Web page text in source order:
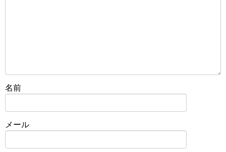
名前
メール